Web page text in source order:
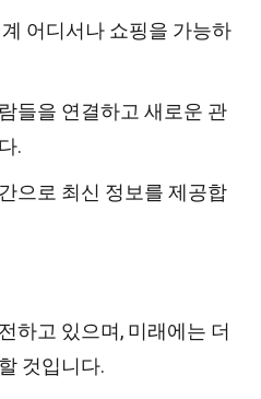
어디서나 쇼핑을 가능하
들을 연결하고 새로운 관
.
으로 최신 정보를 제공합
하고 있으며, 미래에는 더
것입니다.